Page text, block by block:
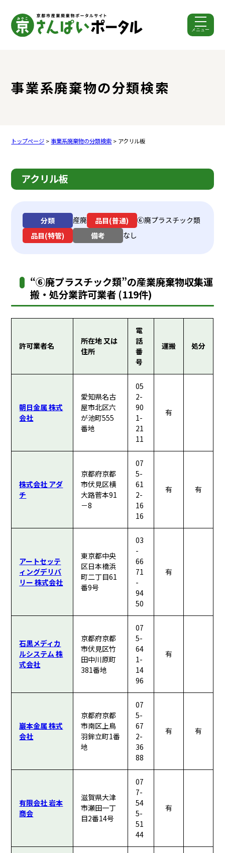
メニュー
事業系廃棄物の分類検索
トップページ >事業系廃棄物の分類検索 > アクリル板
アクリル板
分類 産廃 品目(普通)
⑥廃プラスチック類
品目(特管)
備考 なし
“⑥廃プラスチック類”の産業廃棄物収集運
搬・処分業許可業者 (119件)
許可業者名
所在地 又は
住所
電
話
番
号
運搬 処分
朝日金属 株式
会社
愛知県名古
屋市北区六
が池町555
番地
05
2-
90
1-
21
11
有
株式会社 アダ
チ
京都府京都
市伏見区横
大路菅本91
－8
07
5-
61
2-
16
16
有 有
アートセッテ
ィングデリバ
リー 株式会社
東京都中央
区日本橋浜
町二丁目61
番9号
03
-
66
71
-
94
50
有
石黒メディカ
ルシステム 株
式会社
京都府京都
市伏見区竹
田中川原町
381番地
07
5-
64
1-
14
96
有
巖本金属 株式
会社
京都府京都
市南区上鳥
羽鉾立町1番
地
07
5-
67
2-
36
88
有 有
有限会社 岩本
商会
滋賀県大津
市瀬田一丁
目2番14号
07
7-
54
5-
51
44
有